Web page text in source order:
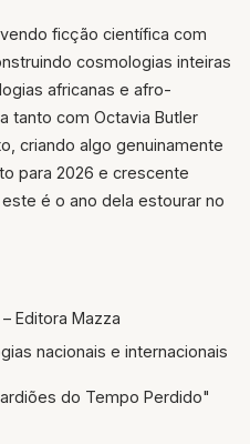
ficção científica com
cosmologias inteiras
africanas e afro-
tanto com Octavia Butler
criando algo genuinamente
para 2026 e crescente
é o ano dela estourar no
Editora Mazza
nacionais e internacionais
do Tempo Perdido"